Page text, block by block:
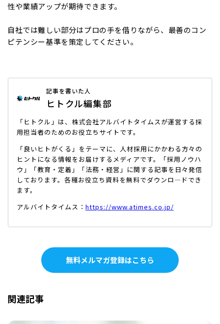
性や業績アップが期待できます。
自社では難しい部分はプロの手を借りながら、最善のコン
ピテンシー基準を策定してください。
記事を書いた人
ヒトクル編集部
「ヒトクル」は、株式会社アルバイトタイムスが運営する採
用担当者のためのお役立ちサイトです。
「良いヒトがくる」をテーマに、人材採用にかかわる方々の
ヒントになる情報をお届けするメディアです。「採用ノウハ
ウ」「教育・定着」「法務・経営」に関する記事を日々発信
しております。各種お役立ち資料を無料でダウンロ―ドでき
ます。
アルバイトタイムス： https://www.atimes.co.jp/
無料メルマガ登録はこちら
関連記事